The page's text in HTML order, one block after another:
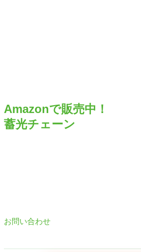
Amazonで販売中！
蓄光チェーン
お問い合わせ